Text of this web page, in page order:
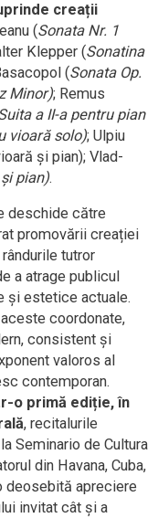
creații
(Sonata Nr. 1
Klepper (Sonatina
(Sonata Op.
Minor); Remus
a II-a pentru pian
vioară solo); Ulpiu
și pian); Vlad-
pian).
deschide către
promovării creației
tutror
a atrage publicul
și estetice actuale.
coordonate,
consistent și
valoros al
contemporan.
o primă ediție, în
, recitalurile
Seminario de Cultura
din Havana, Cuba,
deosebită apreciere
invitat cât și a